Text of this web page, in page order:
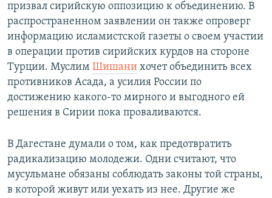
призвал сирийскую оппозицию к объединению. В
распространенном заявлении он также опроверг
информацию исламистской газеты о своем участии
в операции против сирийских курдов на стороне
Турции. Муслим Шишани хочет объединить всех
противников Асада, а усилия России по
достижению какого-то мирного и выгодного ей
решения в Сирии пока проваливаются.
В Дагестане думали о том, как предотвратить
радикализацию молодежи. Одни считают, что
мусульмане обязаны соблюдать законы той страны,
в которой живут или уехать из нее. Другие же